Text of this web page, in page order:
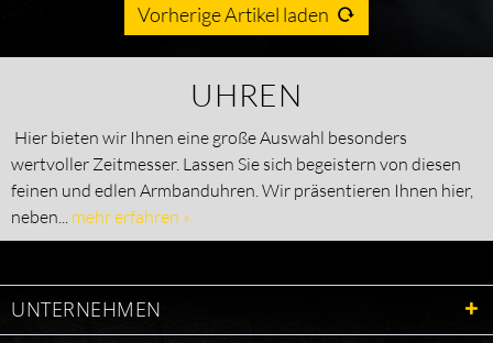
Vorherige Artikel laden
UHREN
Hier bieten wir Ihnen eine große Auswahl besonders
wertvoller Zeitmesser. Lassen Sie sich begeistern von diesen
feinen und edlen Armbanduhren. Wir präsentieren Ihnen hier,
neben... mehr erfahren »
UNTERNEHMEN